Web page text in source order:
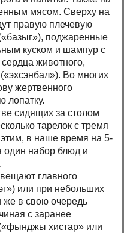
мясом. Сверху на
правую плечевую
поджаренные
куском и шампур с
животного,
Во многих
жертвенного
лопатку.
сидящих за столом
тарелок с тремя
в наше время на 5-
один набор блюд и
главного
или при небольших
же в свою очередь
с заранее
хистар» или